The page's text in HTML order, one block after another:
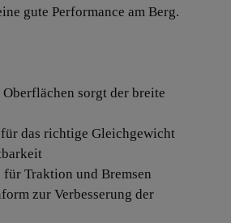
gute Performance am Berg.
sorgt der breite
das richtige Gleichgewicht
Traktion und Bremsen
zur Verbesserung der